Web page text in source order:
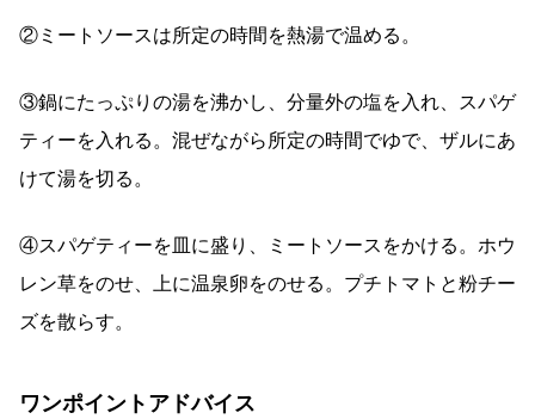
②ミートソースは所定の時間を熱湯で温める。
③鍋にたっぷりの湯を沸かし、分量外の塩を入れ、スパゲ
ティーを入れる。混ぜながら所定の時間でゆで、ザルにあ
けて湯を切る。
④スパゲティーを皿に盛り、ミートソースをかける。ホウ
レン草をのせ、上に温泉卵をのせる。プチトマトと粉チー
ズを散らす。
ワンポイントアドバイス